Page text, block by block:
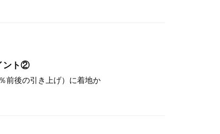
ント②
前後の引き上げ）に着地か